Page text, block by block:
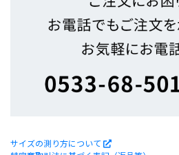
サイズの測り方について